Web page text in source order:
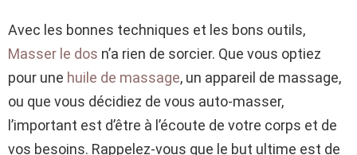
Avec les bonnes techniques et les bons outils,
Masser le dos n’a rien de sorcier. Que vous optiez
pour une huile de massage, un appareil de massage,
ou que vous décidiez de vous auto-masser,
l’important est d’être à l’écoute de votre corps et de
vos besoins. Rappelez-vous que le but ultime est de